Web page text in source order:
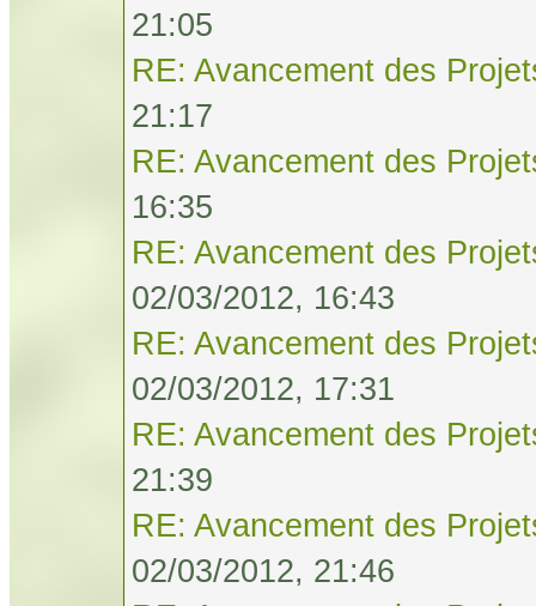
21:05
RE: Avancement des
21:17
RE: Avancement des
16:35
RE: Avancement des
02/03/2012, 16:43
RE: Avancement des
02/03/2012, 17:31
RE: Avancement des
21:39
RE: Avancement des
02/03/2012, 21:46